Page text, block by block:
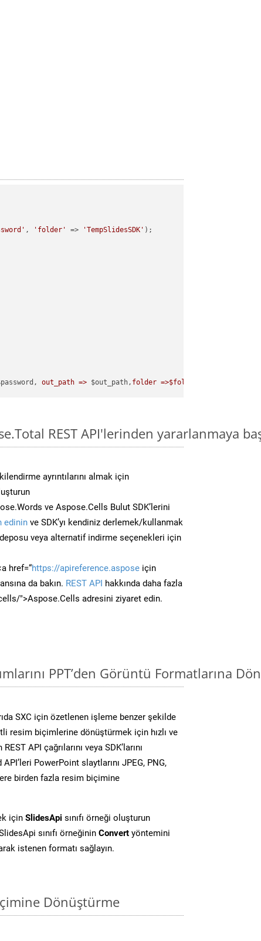
, 'folder' => 'TempSlidesSDK' );
out_path => $out_path, folder =>$folder
REST API'lerinden yararlanmaya
ayrıntılarını almak için
ve Aspose.Cells Bulut SDK’lerini
edinin ve SDK’yı kendiniz derlemek/kullanmak
deposu veya alternatif indirme seçenekleri için
href=“https://apireference.aspose için
da bakın. REST API hakkında daha fazla
">Aspose.Cells adresini ziyaret edin.
PPT’den Görüntü Formatlarına
SXC için özetlenen işleme benzer şekilde
resim biçimlerine dönüştürmek için hızlı ve
API çağrılarını veya SDK’larını
PowerPoint slaytlarını JPEG, PNG,
birden fazla resim biçimine
için SlidesApi sınıfı örneği oluşturun
sınıfı örneğinin Convert yöntemini
istenen formatı sağlayın.
Dönüştürme